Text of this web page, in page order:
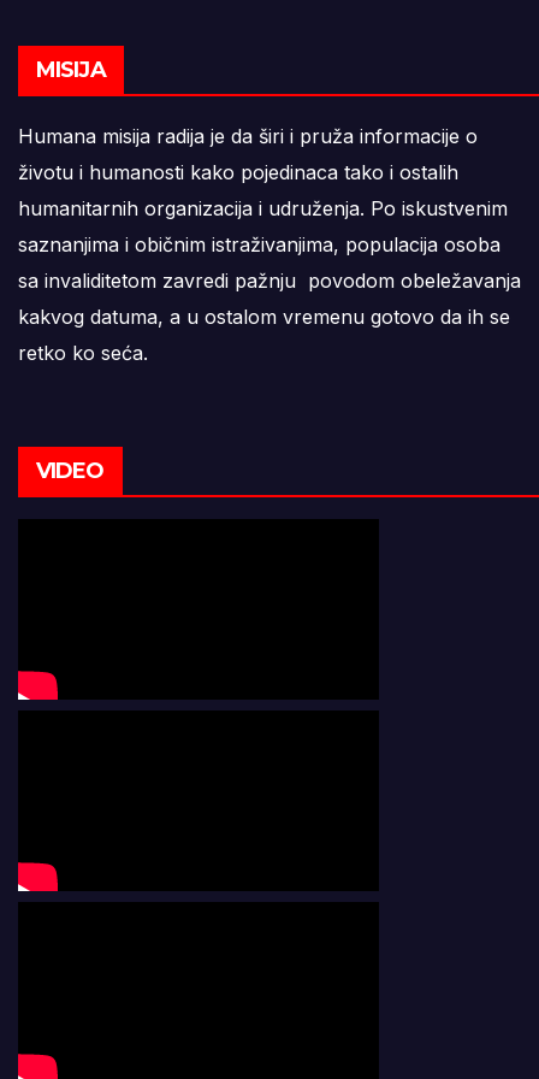
MISIJA
Humana misija radija je da širi i pruža informacije o
životu i humanosti kako pojedinaca tako i ostalih
humanitarnih organizacija i udruženja. Po iskustvenim
saznanjima i običnim istraživanjima, populacija osoba
sa invaliditetom zavredi pažnju povodom obeležavanja
kakvog datuma, a u ostalom vremenu gotovo da ih se
retko ko seća.
VIDEO